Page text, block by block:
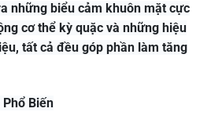
những biểu cảm khuôn mặt cực
cơ thể kỳ quặc và những hiệu
tất cả đều góp phần làm tăng
Biến